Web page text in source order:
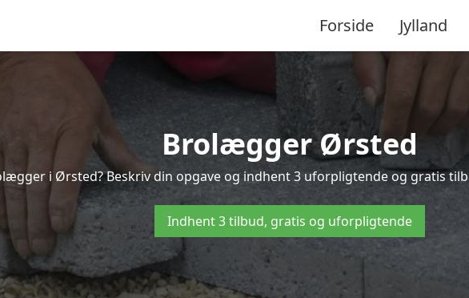
Forside Jylland
Brolægger Ørsted
i Ørsted? Beskriv din opgave og indhent 3 uforpligtende og gratis
Indhent 3 tilbud, gratis og uforpligtende